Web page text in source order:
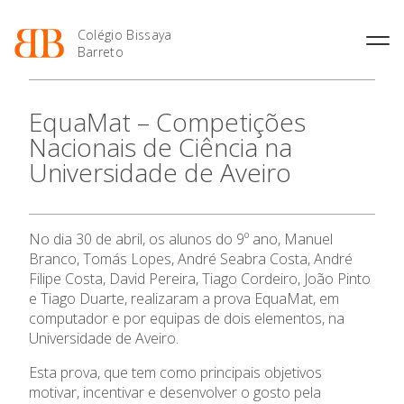
Colégio Bissaya
Barreto
O Colégio
Projeto Educativo
Organização
Colaboradores Docentes
Instalações
Ofertas de emprego
Regulamentos
Jornal “O Coreto”
Oferta Formativa
Enriquecimento Curricular
Oferta Curricular
Atividades Extracurriculares
Atividades de Interrupção
Letiva
Academia de Línguas
Profissionais
Matrículas
Horários e Manuais
Termalismo
Curso de Técnico/a de Apoio
à Família e à Comunidade
Ofertas de Emprego
2027
Calendários
Portal do Professor
de Educação
SIGE
Secretariado de Exames
EquaMat – Competições
Nacionais de Ciência na
Universidade de Aveiro
No dia 30 de abril, os alunos do 9º ano, Manuel
Branco, Tomás Lopes, André Seabra Costa, André
Filipe Costa, David Pereira, Tiago Cordeiro, João Pinto
e Tiago Duarte, realizaram a prova EquaMat, em
computador e por equipas de dois elementos, na
Universidade de Aveiro.
Esta prova, que tem como principais objetivos
motivar, incentivar e desenvolver o gosto pela